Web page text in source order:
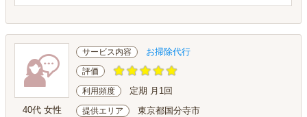
40代 女性
サービス内容 お掃除代行
評価
利用頻度 定期 月1回
提供エリア 東京都国分寺市